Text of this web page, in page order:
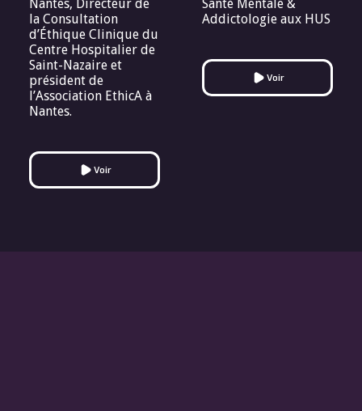
Nantes, Directeur de
la Consultation
d’Éthique Clinique du
Centre Hospitalier de
Saint-Nazaire et
président de
l’Association EthicA à
Nantes.
Voir
Santé Mentale &
Addictologie aux HUS
Voir